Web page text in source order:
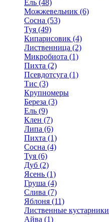
Ель (48)
Можжевельник (6)
Сосна (53)
Туя (49)
Кипарисовик (4)
Лиственница (2)
Микробиота (1)
Пихта (2)
Псевдотсуга (1)
Тис (3)
Крупномеры
Береза (3)
Ель (9)
Клен (7)
Липа (6)
Пихта (1)
Сосна (4)
Туя (6)
Дуб (2)
Ясень (1)
Груша (4)
Слива (7)
Яблоня (11)
Лиственные кустарники
Айва (1)